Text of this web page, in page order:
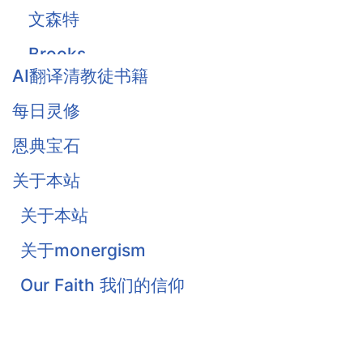
文森特
Brooks
Owen
Traill
Thomas Waston
Goodwin
Flavel
Colquhoun
戴恩·奥特伦
AI翻译清教徒书籍
每日灵修
恩典宝石
关于本站
关于本站
关于monergism
Our Faith 我们的信仰